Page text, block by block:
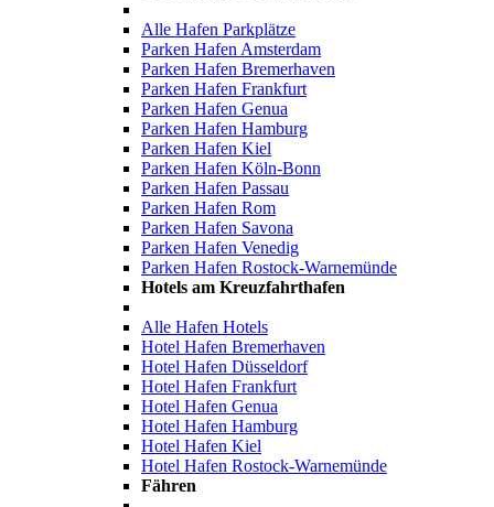
Alle Hafen Parkplätze
Parken Hafen Amsterdam
Parken Hafen Bremerhaven
Parken Hafen Frankfurt
Parken Hafen Genua
Parken Hafen Hamburg
Parken Hafen Kiel
Parken Hafen Köln-Bonn
Parken Hafen Passau
Parken Hafen Rom
Parken Hafen Savona
Parken Hafen Venedig
Parken Hafen Rostock-Warnemünde
Hotels am Kreuzfahrthafen
Alle Hafen Hotels
Hotel Hafen Bremerhaven
Hotel Hafen Düsseldorf
Hotel Hafen Frankfurt
Hotel Hafen Genua
Hotel Hafen Hamburg
Hotel Hafen Kiel
Hotel Hafen Rostock-Warnemünde
Fähren